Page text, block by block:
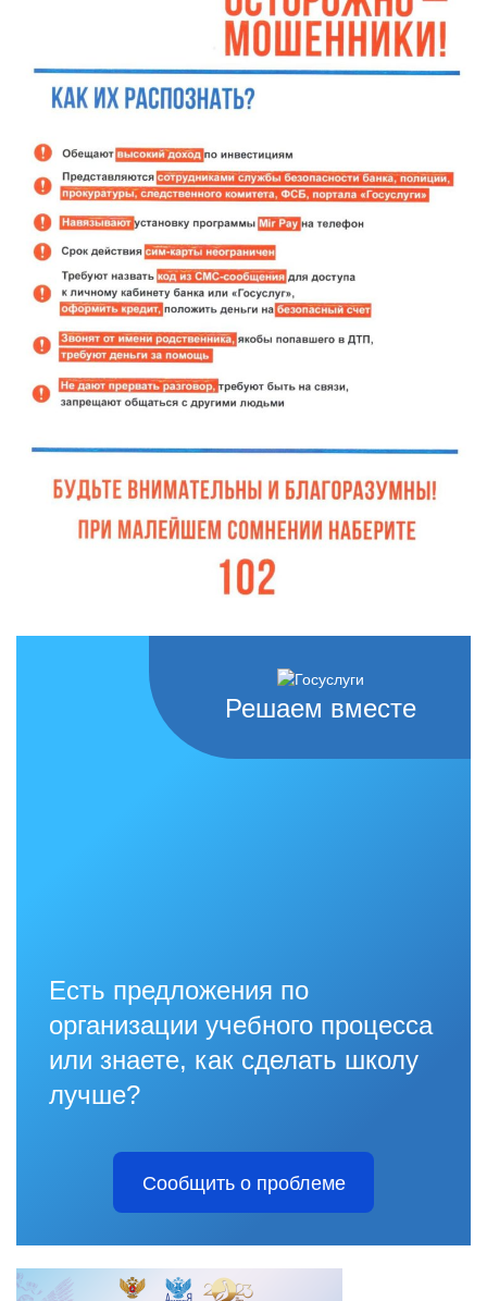
Решаем вместе
Есть предложения по
организации учебного процесса
или знаете, как сделать школу
лучше?
Сообщить о проблеме